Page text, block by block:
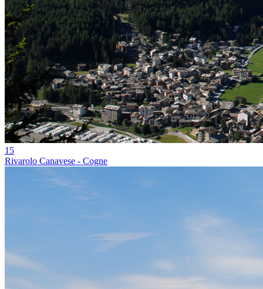
15
Rivarolo Canavese - Cogne